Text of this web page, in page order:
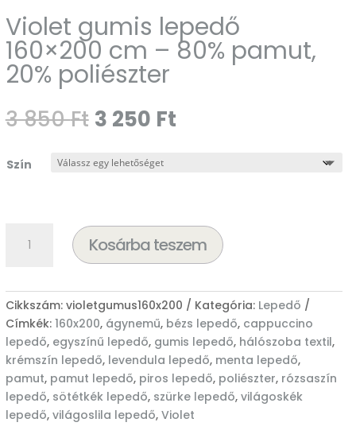
Violet gumis lepedő
160×200 cm – 80% pamut,
20% poliészter
3 850Ft Original
price
was:
3
3 250 FtCurrent
price
Szín
gumis
cm
–
80%
pamut,
20%
poliészter
mennyiség
Kosárba teszem
Cikkszám: violetgumus160x200 Kategória: Lepedő
Címkék: 160x200, ágynemű, bézs lepedő, cappuccino
lepedő, egyszínű lepedő, gumis lepedő, hálószoba textil,
krémszín lepedő, levendula lepedő, menta lepedő,
pamut, pamut lepedő, piros lepedő, poliészter, rózsaszín
lepedő, sötétkék lepedő, szürke lepedő, világoskék
lepedő, világoslila lepedő, Violet